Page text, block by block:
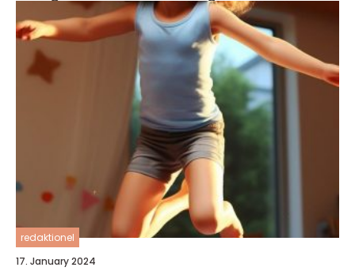
redaktionel
17. January 2024